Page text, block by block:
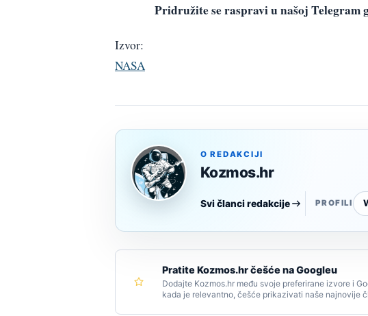
Pridružite se raspravi u našoj Telegram
Izvor:
NASA
O REDAKCIJI
Kozmos.hr
Svi članci redakcije PROFILI
Pratite Kozmos.hr češće na Googleu
Dodajte Kozmos.hr među svoje preferirane izvore i
kada je relevantno, češće prikazivati naše najnovije